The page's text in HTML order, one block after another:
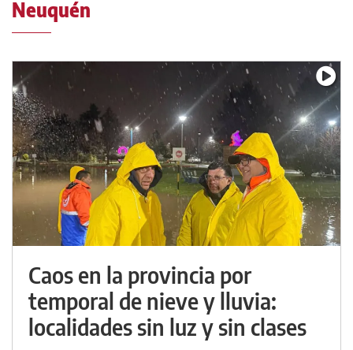
Neuquén
Caos en la provincia por
temporal de nieve y lluvia:
localidades sin luz y sin clases